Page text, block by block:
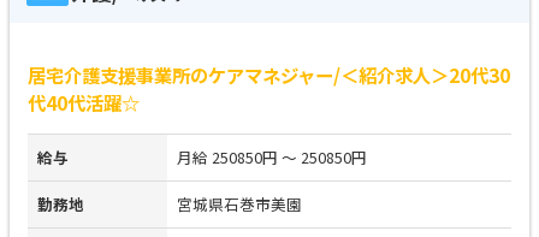
居宅介護支援事業所のケアマネジャー/＜紹介求人＞20代30
代40代活躍☆
給与 月給 250850円 ～ 250850円
勤務地 宮城県石巻市美園